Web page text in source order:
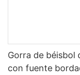
Gorra de béisbol
con fuente